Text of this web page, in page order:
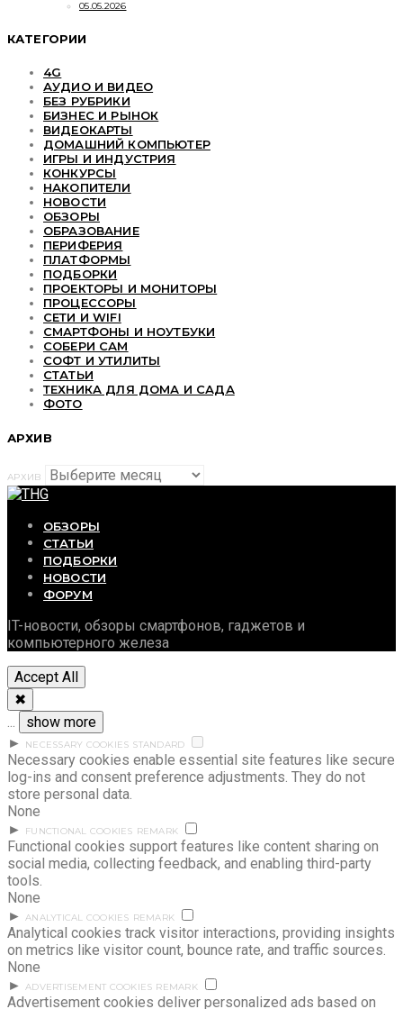
05.05.2026
КАТЕГОРИИ
4G
АУДИО И ВИДЕО
БЕЗ РУБРИКИ
БИЗНЕС И РЫНОК
ВИДЕОКАРТЫ
ДОМАШНИЙ КОМПЬЮТЕР
ИГРЫ И ИНДУСТРИЯ
КОНКУРСЫ
НАКОПИТЕЛИ
НОВОСТИ
ОБЗОРЫ
ОБРАЗОВАНИЕ
ПЕРИФЕРИЯ
ПЛАТФОРМЫ
ПОДБОРКИ
ПРОЕКТОРЫ И МОНИТОРЫ
ПРОЦЕССОРЫ
СЕТИ И WIFI
СМАРТФОНЫ И НОУТБУКИ
СОБЕРИ САМ
СОФТ И УТИЛИТЫ
СТАТЬИ
ТЕХНИКА ДЛЯ ДОМА И САДА
ФОТО
АРХИВ
АРХИВ
ОБЗОРЫ
СТАТЬИ
ПОДБОРКИ
НОВОСТИ
ФОРУМ
IT-новости, обзоры смартфонов, гаджетов и
компьютерного железа
Accept All
✖
show more
►
NECESSARY COOKIES STANDARD
Necessary cookies enable essential site features like secure
log-ins and consent preference adjustments. They do not
store personal data.
None
►
FUNCTIONAL COOKIES REMARK
Functional cookies support features like content sharing on
social media, collecting feedback, and enabling third-party
tools.
None
► ANALYTICAL COOKIES REMARK
Analytical cookies track visitor interactions, providing insights
on metrics like visitor count, bounce rate, and traffic sources.
None
► ADVERTISEMENT COOKIES REMARK
Advertisement cookies deliver personalized ads based on